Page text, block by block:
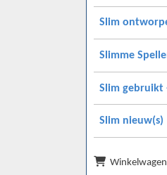
Slim
Slimme
Slim gebruikt
Slim nieuw(s)